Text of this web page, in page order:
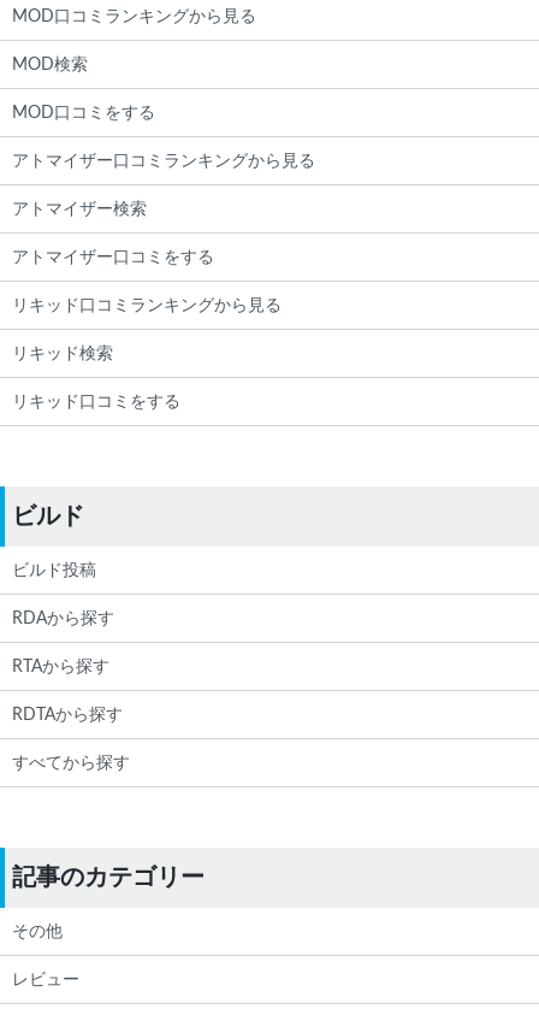
MOD口コミランキングから見る
MOD検索
MOD口コミをする
アトマイザー口コミランキングから見る
アトマイザー検索
アトマイザー口コミをする
リキッド口コミランキングから見る
リキッド検索
リキッド口コミをする
ビルド
ビルド投稿
RDAから探す
RTAから探す
RDTAから探す
すべてから探す
記事のカテゴリー
その他
レビュー